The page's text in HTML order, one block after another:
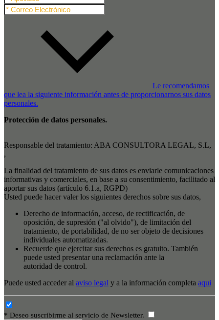
Le recomendamos
que lea la siguiente información antes de proporcionarnos sus datos
personales.
Protección de datos personales.
Responsable del tratamiento: ABA CONSULTORA LEGAL, S.L,
,
La finalidad del tratamiento de sus datos es enviarle comunicaciones
informativas y comerciales, en base a su consentimiento, facilitado al
aportar sus datos (artículo 6.1.a, RGPD)
Usted puede hacer valer los siguientes derechos sobre sus datos,
Derecho de información, acceso, de rectificación, de
oposición, de supresión ("al olvido"), de limitación del
tratamiento, de portabilidad, de no ser objeto de decisiones
individuales automatizadas.
Recuerde que ejercitar sus derechos es gratuito. También
puede usted presentar una reclamación ante la
autoridad de control.
Puede usted acceder al aviso legal y a la información completa aqui
* Deseo suscribirme al servicio de Newsletter.